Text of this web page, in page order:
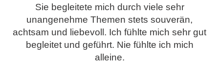
Sie begleitete mich durch viele sehr
unangenehme Themen stets souverän,
achtsam und liebevoll. Ich fühlte mich sehr gut
begleitet und geführt. Nie fühlte ich mich
alleine.